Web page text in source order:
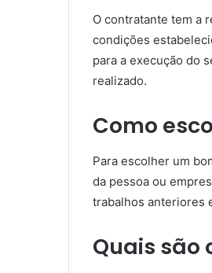
O contratante tem a
condições
para a execução do
realizado.
Como
Para escolher um
da pessoa ou
trabalhos anteriores
Quais são